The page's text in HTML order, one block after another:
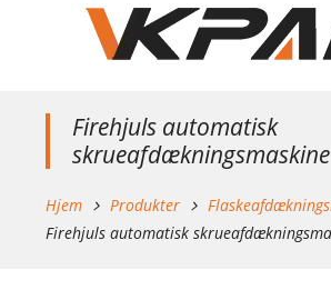
Firehjuls automatisk
skrueafdækningsmaskine
Hjem Produkter
Firehjuls automatisk